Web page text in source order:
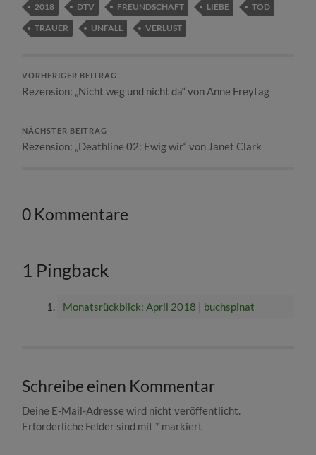
2018 DTV FREUNDSCHAFT LIEBE
TOD
TRAUER
UNFALL VERLUST
VORHERIGER BEITRAG
Rezension: „Nicht weg und nicht da“ von Anne Freytag
NÄCHSTER BEITRAG
Rezension: „Deathline 02: Ewig wir“ von Janet Clark
0 Kommentare
1 Pingback
Monatsrückblick: April 2018 | buchspinat
Schreibe einen Kommentar
Deine E-Mail-Adresse wird nicht veröffentlicht.
Erforderliche Felder sind mit * markiert